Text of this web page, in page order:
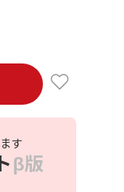
す
β版